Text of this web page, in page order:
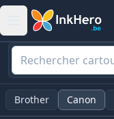
Brother Canon